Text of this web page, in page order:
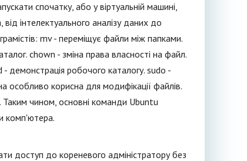
спочатку, або у віртуальній машині,
інтелектуального аналізу даних до
mv - переміщує файли між папками.
chown - зміна права власності на файл.
демонстрація робочого каталогу. sudo -
особливо корисна для модифікації файлів.
чином, основні команди Ubuntu
комп'ютера.
доступ до кореневого адміністратору без